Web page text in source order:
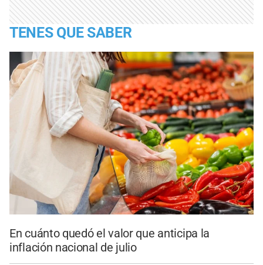
TENES QUE SABER
En cuánto quedó el valor que anticipa la
inflación nacional de julio